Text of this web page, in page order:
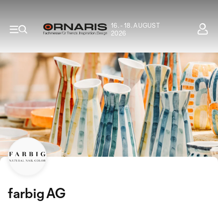
16. - 18. AUGUST
2026
farbig AG